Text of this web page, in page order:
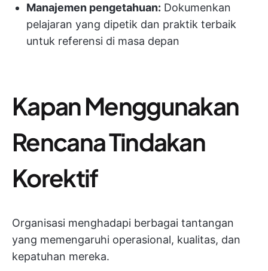
Manajemen pengetahuan: Dokumenkan
pelajaran yang dipetik dan praktik terbaik
untuk referensi di masa depan
Kapan Menggunakan
Rencana Tindakan
Korektif
Organisasi menghadapi berbagai tantangan
yang memengaruhi operasional, kualitas, dan
kepatuhan mereka.